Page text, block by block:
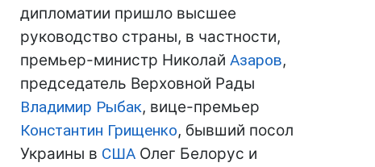
дипломатии пришло высшее
руководство страны, в частности,
премьер-министр Николай Азаров,
председатель Верховной Рады
Владимир Рыбак, вице-премьер
Константин Грищенко, бывший посол
Украины в США Олег Белорус и